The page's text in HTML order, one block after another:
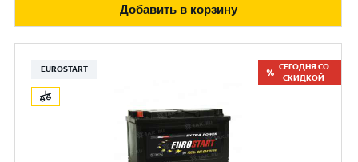
Добавить в корзину
EUROSTART
СЕГОДНЯ СО
СКИДКОЙ